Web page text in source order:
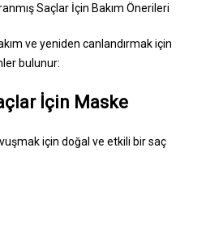
Saçlar İçin Bakım Önerileri
ve yeniden canlandırmak için
bulunur:
İçin Maske
için doğal ve etkili bir saç